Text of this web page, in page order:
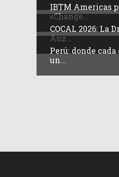
IBTM Americas
«Change...
COCAL 2026: La
Anz...
Perú: donde
un...